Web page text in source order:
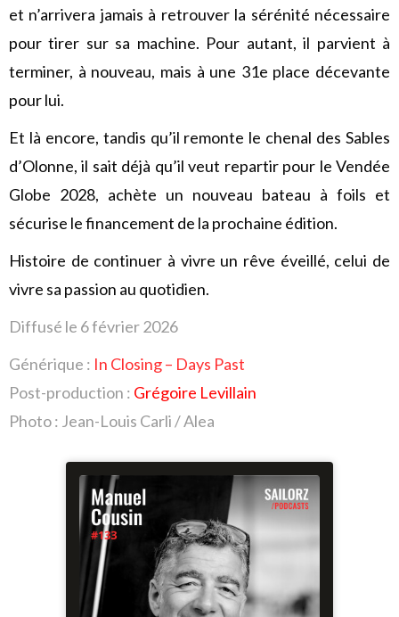
et n’arrivera jamais à retrouver la sérénité nécessaire
pour tirer sur sa machine. Pour autant, il parvient à
terminer, à nouveau, mais à une 31e place décevante
pour lui.
Et là encore, tandis qu’il remonte le chenal des Sables
d’Olonne, il sait déjà qu’il veut repartir pour le Vendée
Globe 2028, achète un nouveau bateau à foils et
sécurise le financement de la prochaine édition.
Histoire de continuer à vivre un rêve éveillé, celui de
vivre sa passion au quotidien.
Diffusé le 6 février 2026
Générique : In Closing – Days Past
Post-production : Grégoire Levillain
Photo : Jean-Louis Carli / Alea